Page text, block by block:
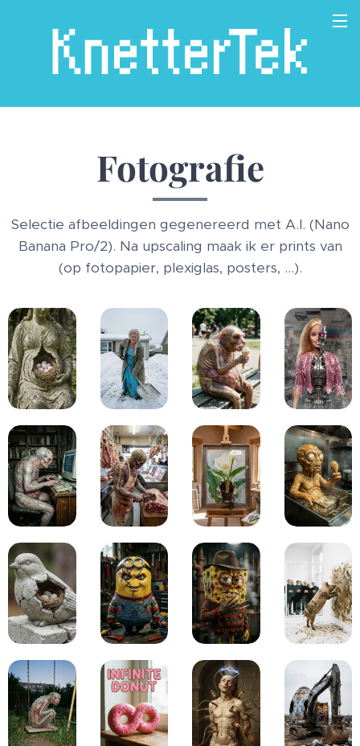
Fotografie
Selectie afbeeldingen gegenereerd met A.I. (Nano
Banana Pro/2). Na upscaling maak ik er prints van
(op fotopapier, plexiglas, posters, ...).